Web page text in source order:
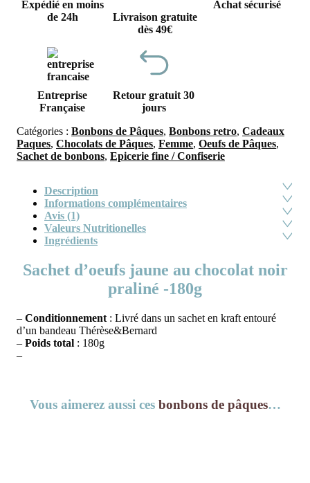
Expédié en moins
de 24h
Livraison gratuite
dès 49€
Achat sécurisé
Entreprise
Française
Retour gratuit 30
jours
Catégories : Bonbons de Pâques, Bonbons retro, Cadeaux
Paques, Chocolats de Pâques, Femme, Oeufs de Pâques,
Sachet de bonbons, Epicerie fine / Confiserie
Description
Informations complémentaires
Avis (1)
Valeurs Nutritionelles
Ingrédients
Sachet d’oeufs jaune au chocolat noir
praliné -180g
– Conditionnement : Livré dans un sachet en kraft entouré
d’un bandeau Thérèse&Bernard
– Poids total : 180g
–
Vous aimerez aussi ces bonbons de pâques…